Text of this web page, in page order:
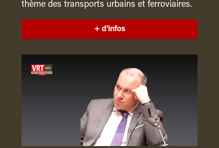
thème des transports urbains et ferroviaires.
+ d'infos